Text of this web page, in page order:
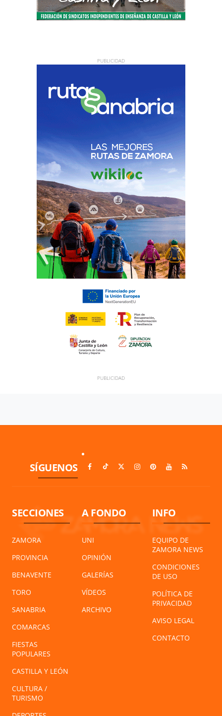
SÍGUENOS
SECCIONES
ZAMORA
PROVINCIA
BENAVENTE
TORO
SANABRIA
COMARCAS
FIESTAS
POPULARES
CASTILLA Y LEÓN
CULTURA /
TURISMO
A FONDO
UNI
OPINIÓN
GALERÍAS
VÍDEOS
ARCHIVO
INFO
EQUIPO DE
ZAMORA NEWS
CONDICIONES
DE USO
POLÍTICA DE
PRIVACIDAD
AVISO LEGAL
CONTACTO